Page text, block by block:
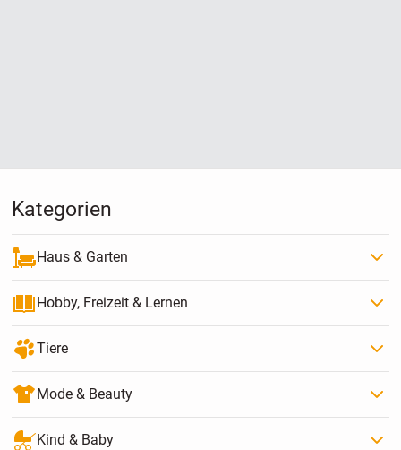
Kategorien
Haus & Garten
Hobby, Freizeit & Lernen
Tiere
Mode & Beauty
Kind & Baby